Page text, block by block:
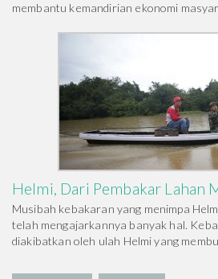
membantu kemandirian ekonomi
Helmi, Dari Pembakar Lahan
Musibah kebakaran yang menimpa
telah mengajarkannya banyak hal.
diakibatkan oleh ulah Helmi yang